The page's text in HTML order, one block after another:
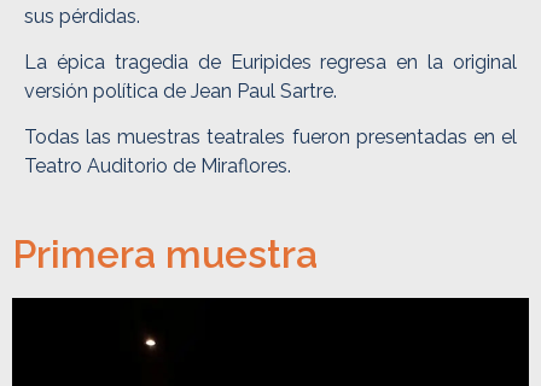
sus pérdidas.
La épica tragedia de Euripides regresa en la original
versión política de Jean Paul Sartre.
Todas las muestras teatrales fueron presentadas en el
Teatro Auditorio de Miraflores.
Primera muestra